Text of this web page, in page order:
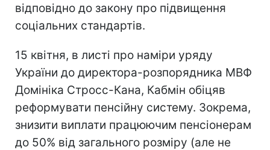
відповідно до закону про підвищення
соціальних стандартів.
15 квітня, в листі про наміри уряду
України до директора-розпорядника МВФ
Домініка Стросс-Кана, Кабмін обіцяв
реформувати пенсійну систему. Зокрема,
знизити виплати працюючим пенсіонерам
до 50% від загального розміру (але не